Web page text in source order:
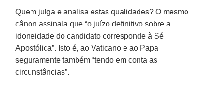
Quem julga e analisa estas qualidades? O mesmo
cânon assinala que “o juízo definitivo sobre a
idoneidade do candidato corresponde à Sé
Apostólica”. Isto é, ao Vaticano e ao Papa
seguramente também “tendo em conta as
circunstâncias”.